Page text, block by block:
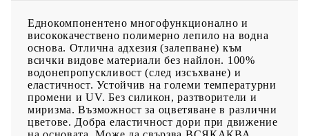
добре с влажна гъба ръбовете на опаковката и капачката. В
противен случай двете залепват здраво и трудно се отварят за
следващо ползване. БЕЗОПАСНОСТ: продуктът е на водна
основа и е екологично чист. По време на работа и
експлоатация не отделя никакви вредни вещества.
Почистването на инструментите става с вода.
Еднокомпонентено многофункционално и
висококачествено полимерно лепило на водна
основа. Отлична адхезия (залепване) към
всички видове материали без найлон. 100%
водонепропускливост (след изсъхване) и
еластичност. Устойчив на големи температурни
промени и UV. Без силикон, разтворители и
миризма. Възможност за оцветяване в различни
цветове. Добра еластичност дори при движение